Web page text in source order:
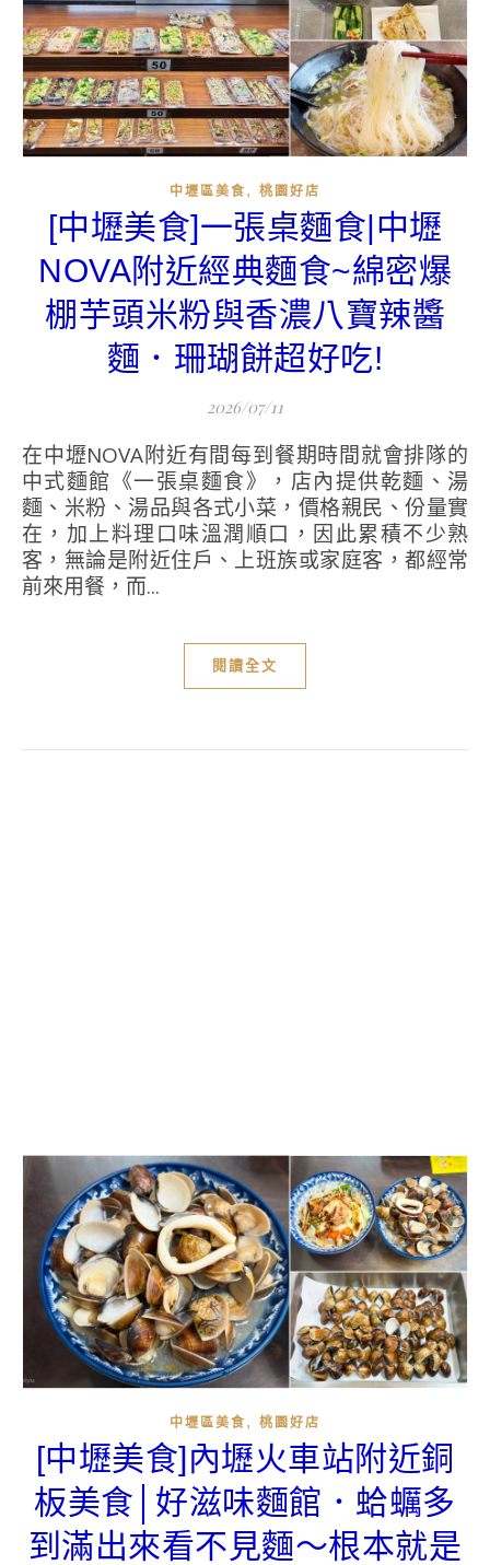
中壢區美食 , 桃園好店
[中壢美食]一張桌麵食|中壢
NOVA附近經典麵食~綿密爆
棚芋頭米粉與香濃八寶辣醬
麵．珊瑚餅超好吃!
2026/07/11
在中壢NOVA附近有間每到餐期時間就會排隊的
中式麵館《一張桌麵食》，店內提供乾麵、湯
麵、米粉、湯品與各式小菜，價格親民、份量實
在，加上料理口味溫潤順口，因此累積不少熟
客，無論是附近住戶、上班族或家庭客，都經常
前來用餐，而...
閱讀全文
中壢區美食 , 桃園好店
[中壢美食]內壢火車站附近銅
板美食│好滋味麵館．蛤蠣多
到滿出來看不見麵～根本就是